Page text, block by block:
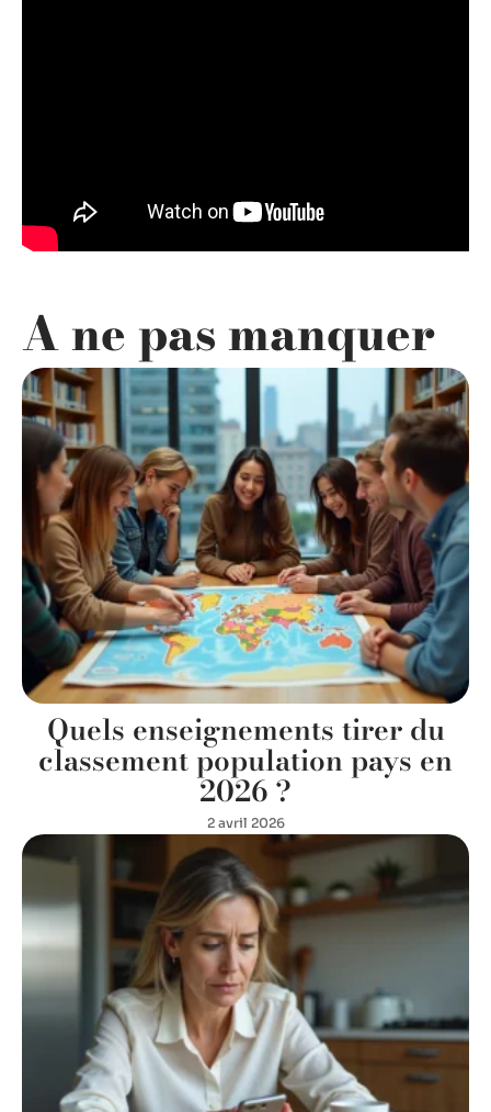
A ne pas manquer
Quels enseignements tirer du
classement population pays en
2026 ?
2 avril 2026